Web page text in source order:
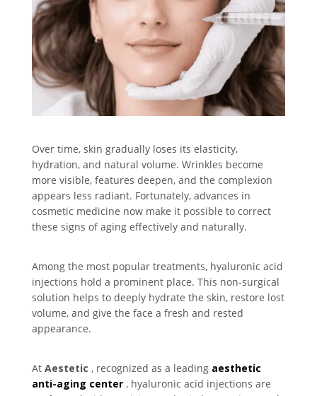
Over time, skin gradually loses its elasticity,
hydration, and natural volume. Wrinkles become
more visible, features deepen, and the complexion
appears less radiant. Fortunately, advances in
cosmetic medicine now make it possible to correct
these signs of aging effectively and naturally.
Among the most popular treatments, hyaluronic acid
injections hold a prominent place. This non-surgical
solution helps to deeply hydrate the skin, restore lost
volume, and give the face a fresh and rested
appearance.
At Aestetic , recognized as a leading aesthetic
anti-aging center, hyaluronic acid injections are